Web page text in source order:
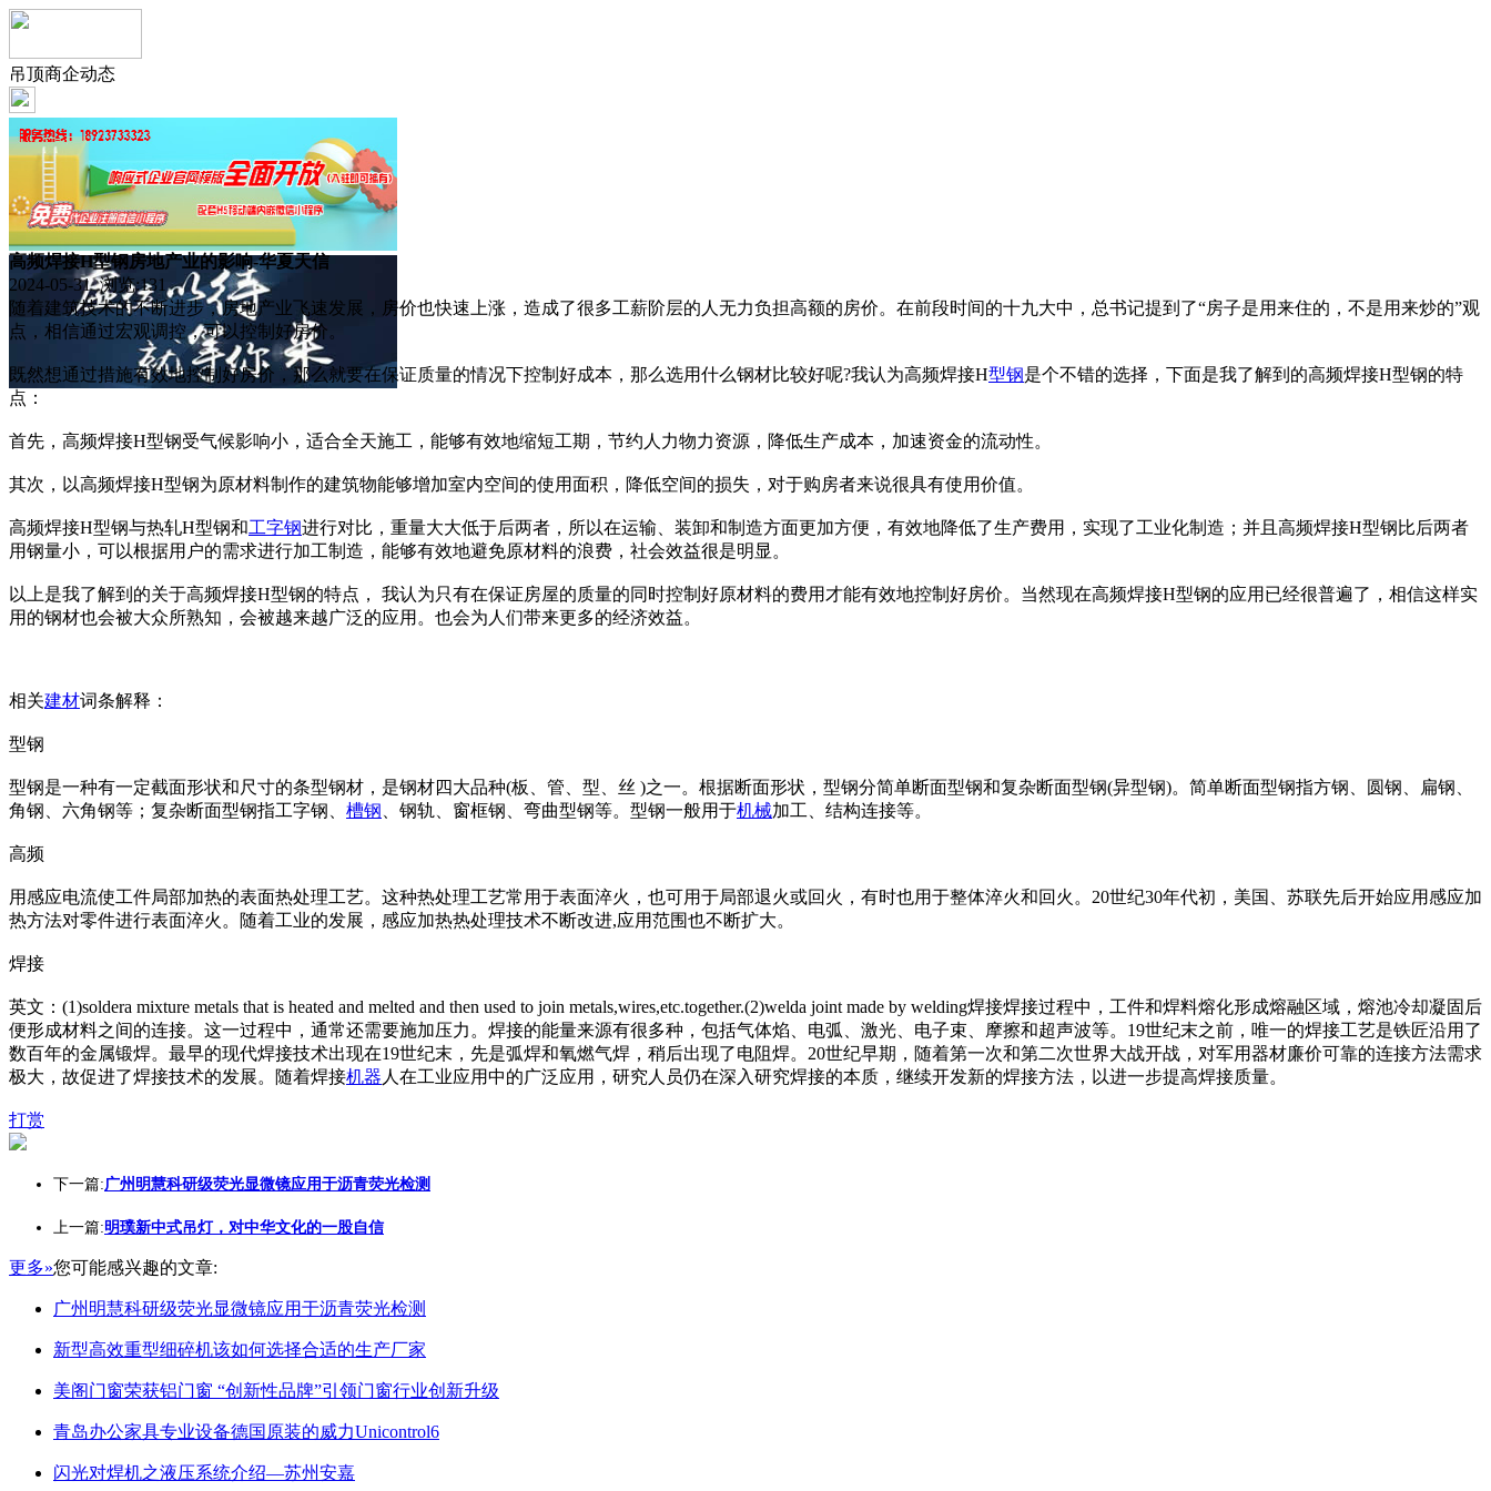
吊顶商企动态
高频焊接H型钢房地产业的影响-华夏天信
2024-05-31 浏览:131
随着建筑技术的不断进步，房地产业飞速发展，房价也快速上涨，造成了很多工薪阶层的人无力负担高额的房价。在前段时间的十九大中，总书记提到了“房子是用来住的，不是用来炒的”观
点，相信通过宏观调控，可以控制好房价。
既然想通过措施有效地控制好房价，那么就要在保证质量的情况下控制好成本，那么选用什么钢材比较好呢?我认为高频焊接H型钢是个不错的选择，下面是我了解到的高频焊接H型钢的特
点：
首先，高频焊接H型钢受气候影响小，适合全天施工，能够有效地缩短工期，节约人力物力资源，降低生产成本，加速资金的流动性。
其次，以高频焊接H型钢为原材料制作的建筑物能够增加室内空间的使用面积，降低空间的损失，对于购房者来说很具有使用价值。
高频焊接H型钢与热轧H型钢和工字钢进行对比，重量大大低于后两者，所以在运输、装卸和制造方面更加方便，有效地降低了生产费用，实现了工业化制造；并且高频焊接H型钢比后两者
用钢量小，可以根据用户的需求进行加工制造，能够有效地避免原材料的浪费，社会效益很是明显。
以上是我了解到的关于高频焊接H型钢的特点， 我认为只有在保证房屋的质量的同时控制好原材料的费用才能有效地控制好房价。当然现在高频焊接H型钢的应用已经很普遍了，相信这样实
用的钢材也会被大众所熟知，会被越来越广泛的应用。也会为人们带来更多的经济效益。
相关建材词条解释：
型钢
型钢是一种有一定截面形状和尺寸的条型钢材，是钢材四大品种(板、管、型、丝 )之一。根据断面形状，型钢分简单断面型钢和复杂断面型钢(异型钢)。简单断面型钢指方钢、圆钢、扁钢、
角钢、六角钢等；复杂断面型钢指工字钢、 槽钢 、钢轨、窗框钢、弯曲型钢等。型钢一般用于机械加工、结构连接等。
高频
用感应电流使工件局部加热的表面热处理工艺。这种热处理工艺常用于表面淬火，也可用于局部退火或回火，有时也用于整体淬火和回火。20世纪30年代初，美国、苏联先后开始应用感应加
热方法对零件进行表面淬火。随着工业的发展，感应加热热处理技术不断改进,应用范围也不断扩大。
焊接
英文：(1)soldera mixture metals that is heated and melted and then used to join metals,wires,etc.together.(2)welda joint made by welding焊接焊接过程中，工件和焊料熔化形成熔融区域，熔池冷却凝固后
便形成材料之间的连接。这一过程中，通常还需要施加压力。焊接的能量来源有很多种，包括气体焰、电弧、激光、电子束、摩擦和超声波等。19世纪末之前，唯一的焊接工艺是铁匠沿用了
数百年的金属锻焊。最早的现代焊接技术出现在19世纪末，先是弧焊和氧燃气焊，稍后出现了电阻焊。20世纪早期，随着第一次和第二次世界大战开战，对军用器材廉价可靠的连接方法需求
极大，故促进了焊接技术的发展。随着焊接机器 人在工业应用中的广泛应用，研究人员仍在深入研究焊接的本质，继续开发新的焊接方法，以进一步提高焊接质量。
打赏
下一篇:广州明慧科研级荧光显微镜应用于沥青荧光检测
上一篇:明璞新中式吊灯，对中华文化的一股自信
更多»您可能感兴趣的文章:
广州明慧科研级荧光显微镜应用于沥青荧光检测
新型高效重型细碎机该如何选择合适的生产厂家
美阁门窗荣获铝门窗 “创新性品牌”引领门窗行业创新升级
青岛办公家具专业设备德国原装的威力Unicontrol6
闪光对焊机之液压系统介绍—苏州安嘉